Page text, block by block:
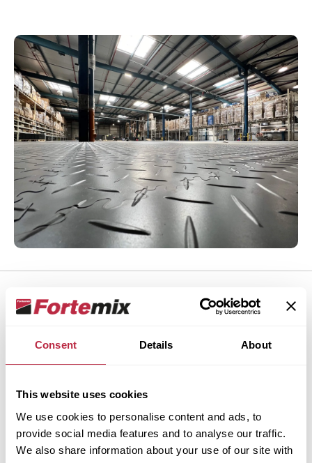
Consent Details About
This website uses cookies
We use cookies to personalise content and ads, to
provide social media features and to analyse our traffic.
We also share information about your use of our site with
Jak správně instalovat
podlahu Fortelock
Dlaždice Fortelock stačí jednoduše zacvaknout do
i svépomocí. Jak přesně postupovat, ukáže náš
krátký videonávod krok za krokem.